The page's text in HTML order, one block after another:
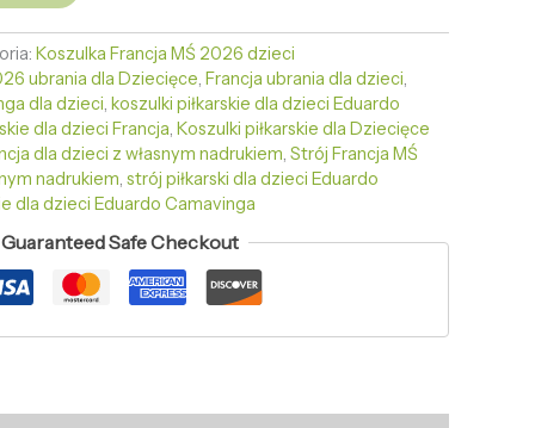
Koszulka Francja MŚ 2026 dzieci
ubrania dla Dziecięce, Francja ubrania dla dzieci,
dla dzieci, koszulki piłkarskie dla dzieci Eduardo
dla dzieci Francja, Koszulki piłkarskie dla Dziecięce
dla dzieci z własnym nadrukiem, Strój Francja MŚ
nadrukiem, strój piłkarski dla dzieci Eduardo
dla dzieci Eduardo Camavinga
Guaranteed Safe Checkout